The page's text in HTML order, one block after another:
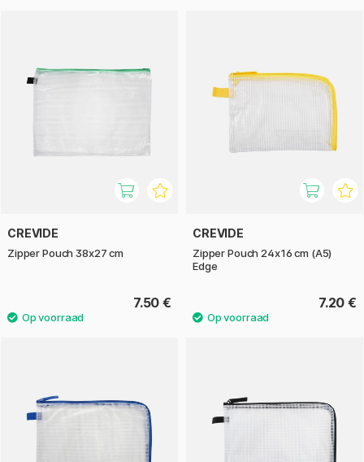
CREVIDE
Zipper Pouch 38x27 cm
7.50 €
CREVIDE
Zipper Pouch 24x16 cm (A5)
Edge
7.20 €